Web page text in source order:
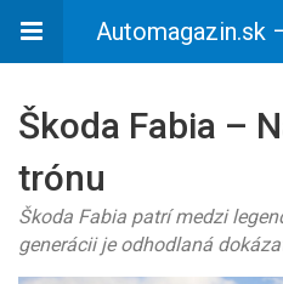
Automagazin.sk
Škoda Fabia –
trónu
Škoda Fabia patrí medzi
generácii je odhodlaná